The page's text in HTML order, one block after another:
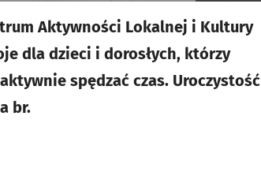
Aktywności Lokalnej i Kultury
dla dzieci i dorosłych, którzy
spędzać czas. Uroczystość
br.